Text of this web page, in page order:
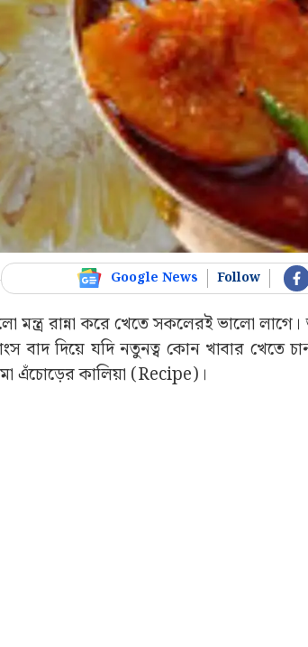
Google News Follow
মন্ত্র রান্না করে খেতে সকলেরই ভালো
বাদ দিয়ে যদি নতুনত্ব কোন খাবার খেতে
এঁচোড়ের কালিয়া (Recipe)।